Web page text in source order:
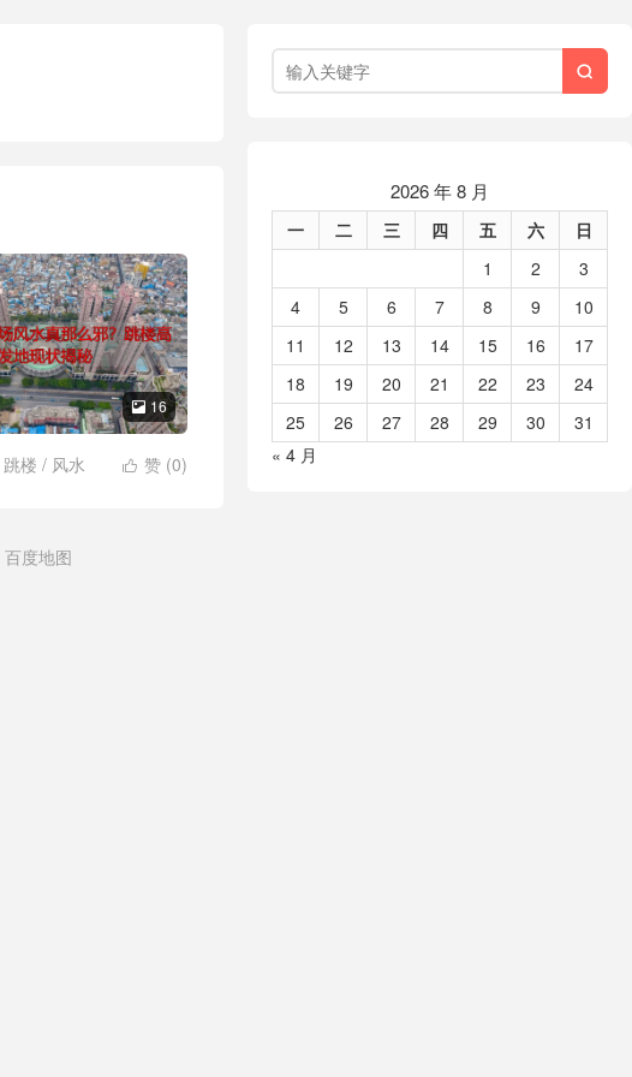
 16
 赞 (0)
跳楼 / 风水

2026 年 8 月
一 二 三 四 五 六
日
1
2
3
4
5 6 7 8 9
10
11
12 13 14 15 16
17
18
19 20 21 22 23
24
25
26 27 28 29 30
31
« 4 月
百度地图